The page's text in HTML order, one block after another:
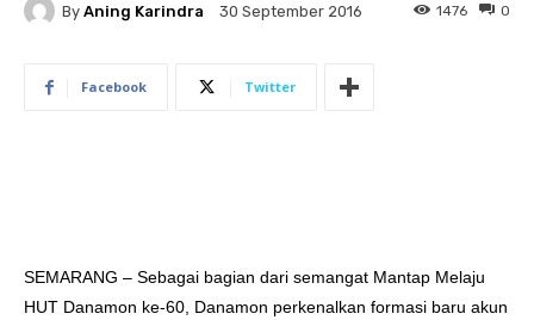
By Aning Karindra 30 September 2016 0
1476
Facebook Twitter
SEMARANG – Sebagai bagian dari semangat Mantap Melaju
HUT Danamon ke-60, Danamon perkenalkan formasi baru akun